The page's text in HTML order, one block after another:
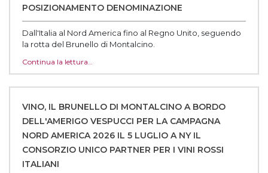
POSIZIONAMENTO DENOMINAZIONE
Dall'Italia al Nord America fino al Regno Unito, seguendo
la rotta del Brunello di Montalcino.
Continua la lettura…
VINO, IL BRUNELLO DI MONTALCINO A BORDO
DELL'AMERIGO VESPUCCI PER LA CAMPAGNA
NORD AMERICA 2026 IL 5 LUGLIO A NY IL
CONSORZIO UNICO PARTNER PER I VINI ROSSI
ITALIANI